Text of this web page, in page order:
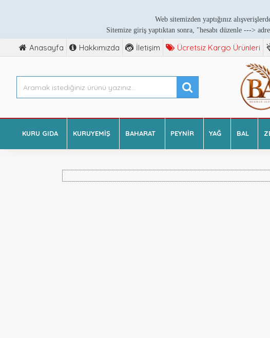
Web sitemizden yaptığınız
Sitemize giriş yaptıktan sonra, "hesabı düzenle --->
Anasayfa Hakkımızda İletişim Ücretsiz Kargo Ürünleri
KURU GIDA KURUYEMIŞ BAHARAT PEYNIR YAĞ BAL